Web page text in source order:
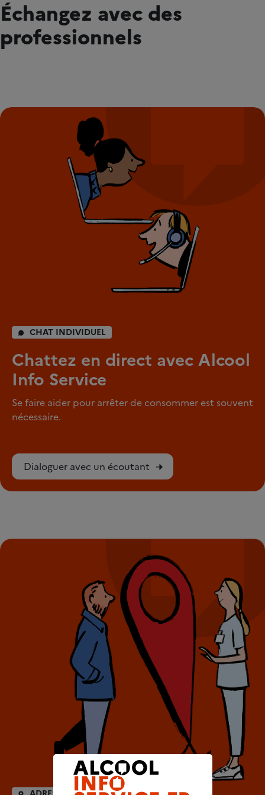
Échangez avec des
professionnels
CHAT INDIVIDUEL
Chattez en direct avec Alcool
Info Service
Se faire aider pour arrêter de consommer est souvent
nécessaire.
Dialoguer avec un écoutant